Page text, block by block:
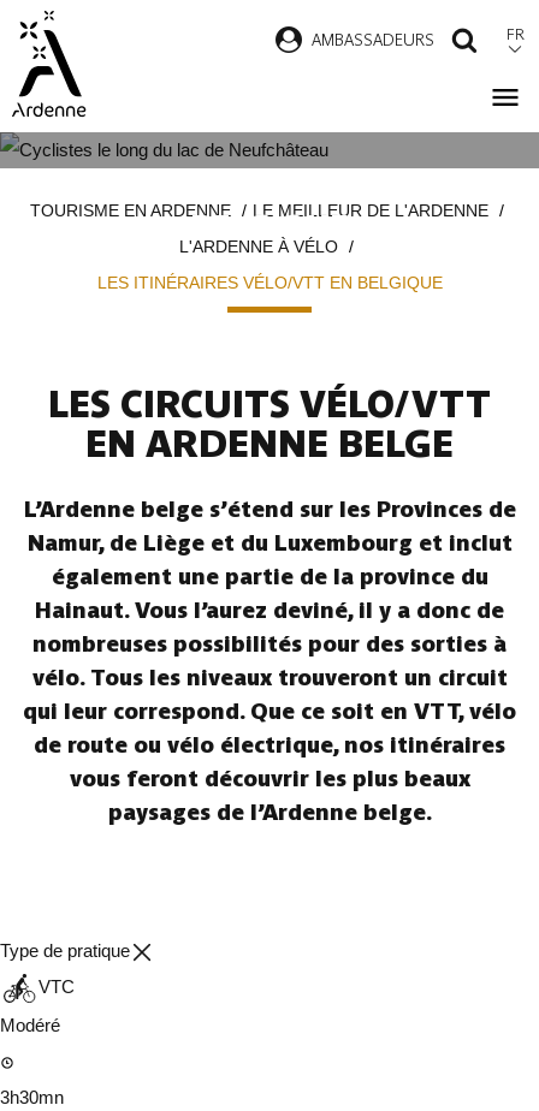
contenu
principal
AMBASSADEURS FR
BELGIQUE
d'ArianeTOURISME EN ARDENNE
LE MEILLEUR DE L'ARDENNE
L'ARDENNE À VÉLO
LES ITINÉRAIRES VÉLO/VTT EN BELGIQUE
LES CIRCUITS VÉLO/VTT
EN ARDENNE BELGE
L’Ardenne belge s’étend sur les Provinces de
Namur, de Liège et du Luxembourg et inclut
également une partie de la province du
Hainaut. Vous l’aurez deviné, il y a donc de
nombreuses possibilités pour des sorties à
vélo. Tous les niveaux trouveront un circuit
qui leur correspond. Que ce soit en VTT, vélo
de route ou vélo électrique, nos itinéraires
vous feront découvrir les plus beaux
paysages de l’Ardenne belge.
Type de pratique
VTC
Modéré
3h30mn